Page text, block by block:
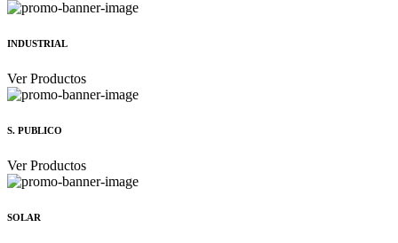
INDUSTRIAL
Ver Productos
S. PUBLICO
Ver Productos
SOLAR